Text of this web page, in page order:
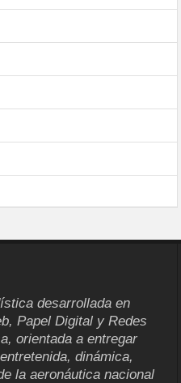
desarrollada en
Papel Digital y Redes
orientada a entregar
dinámica,
la aeronáutica nacional